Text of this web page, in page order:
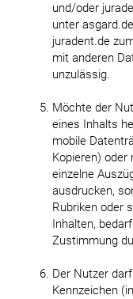
und/oder
unter
juradent.de
mit anderen
unzulässig.
Möchte der
eines Inhalts
mobile
Kopieren)
einzelne
ausdrucken,
Rubriken oder
Inhalten,
Zustimmung
Der Nutzer
Kennzeichen